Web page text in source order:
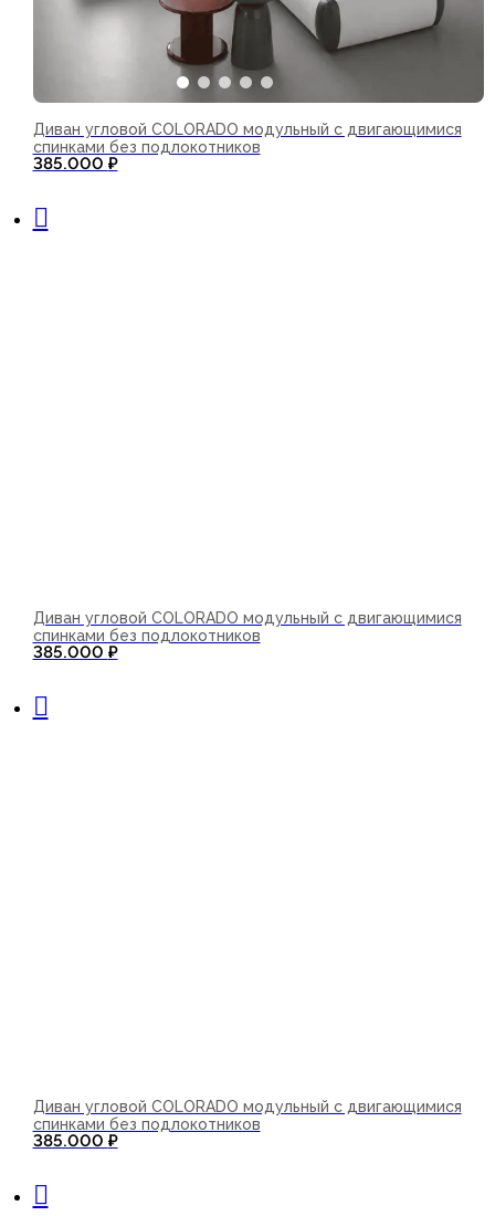
Диван угловой COLORADO модульный с двигающимися
спинками без подлокотников
385.000 ₽
Диван угловой COLORADO модульный с двигающимися
спинками без подлокотников
385.000 ₽
Диван угловой COLORADO модульный с двигающимися
спинками без подлокотников
385.000 ₽